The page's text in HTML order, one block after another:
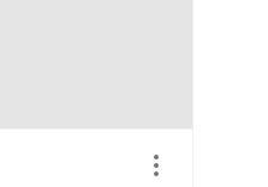
Visa/dölj